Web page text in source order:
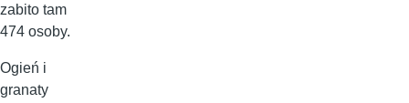
zabito tam
474 osoby.
Ogień i
granaty